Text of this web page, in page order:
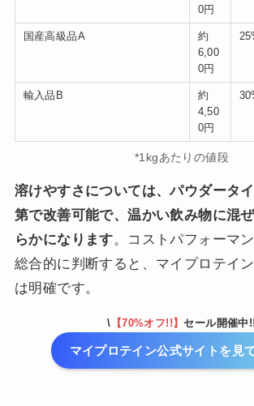
0円
国産高級品A
約
6,00
0円
輸入品B
約
4,50
0円
*1kgあたりの値段
溶けやすさについては、パウダータ
第で改善可能で、温かい飲み物に混
らかになります。コストパフォーマ
総合的に判断すると、マイプロテイ
は明確です。
\ 【70%オフ!!】セール開催中
マイプロテイン公式サイトを見